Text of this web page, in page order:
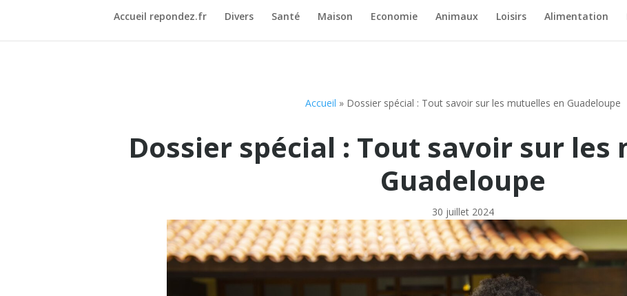
Accueil repondez.fr Divers Santé Maison Economie Animaux Loisirs Alimentation
Accueil » Dossier spécial : Tout savoir sur les mutuelles en Guadeloupe
Dossier spécial : Tout savoir sur les
Guadeloupe
30 juillet 2024